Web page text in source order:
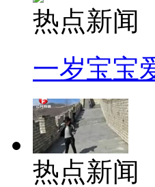
热点新闻
一岁宝宝
热点新闻